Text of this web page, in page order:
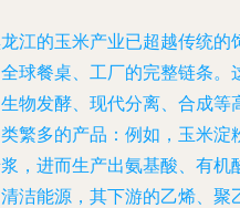
江的玉米产业已超越传统
球餐桌、工厂的完整链条。
物发酵、现代分离、合成
繁多的产品：例如，玉米
，进而生产出氨基酸、有
洁能源，其下游的乙烯、